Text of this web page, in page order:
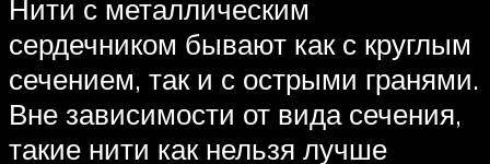
Нити с металлическим
сердечником бывают как с круглым
сечением, так и с острыми гранями.
Вне зависимости от вида сечения,
такие нити как нельзя лучше